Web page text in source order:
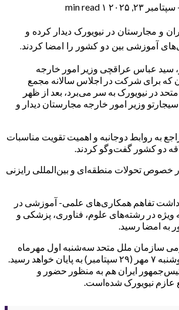
۱ min read
و مجارستان در نیویورک دیدار کرده و
آموزشی بین دو کشور را امضا کردند.
سید عباس عراقچی وزیر امور خارجه
که برای شرکت در اجلاس سالانه مجمع
در نیویورک به سر می‌برد، بعد از ظهر
وزیر امور خارجه مجارستان دیدار و
به روابط دوجانبه و اهمیت تقویت مناسبات
دو کشور گفت‌و‌گو کردند.
خصوص تحولات منطقه‌ای و بین‌المللی رایزنی
تفاهم همکاری‌های علمی- آموزشی در
ویژه در رشته‌های علوم، فناوری، پزشکی و
به امضا رسید.
سازمان ملل متحد سه‌شنبه اول مهرماه
(۲۳ سپتامبر) آغاز و دوشنبه ۷ مهر (۲۹ سپتامبر) به پایان خواهد رسید.
ایران هم به منظور حضور و
عازم نیویورک شده‌است.